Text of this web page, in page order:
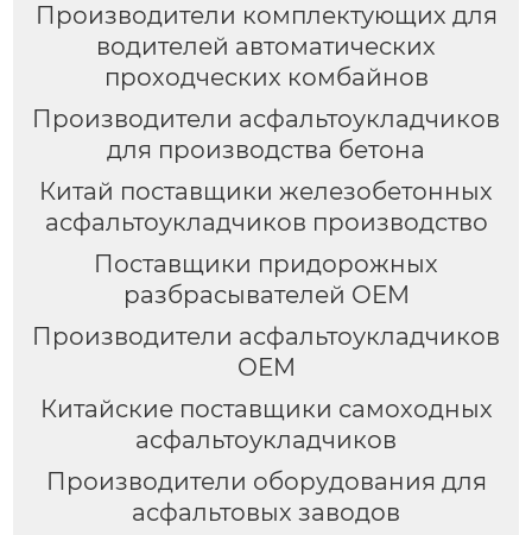
Производители комплектующих для
водителей автоматических
проходческих комбайнов
Производители асфальтоукладчиков
для производства бетона
Китай поставщики железобетонных
асфальтоукладчиков производство
Поставщики придорожных
разбрасывателей OEM
Производители асфальтоукладчиков
OEM
Китайские поставщики самоходных
асфальтоукладчиков
Производители оборудования для
асфальтовых заводов